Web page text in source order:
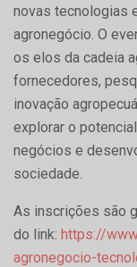
novas tecnologias
agronegócio. O
os elos da cadeia
fornecedores,
inovação
explorar o
negócios e
sociedade.
As inscrições são
do link: https://
agronegocio-